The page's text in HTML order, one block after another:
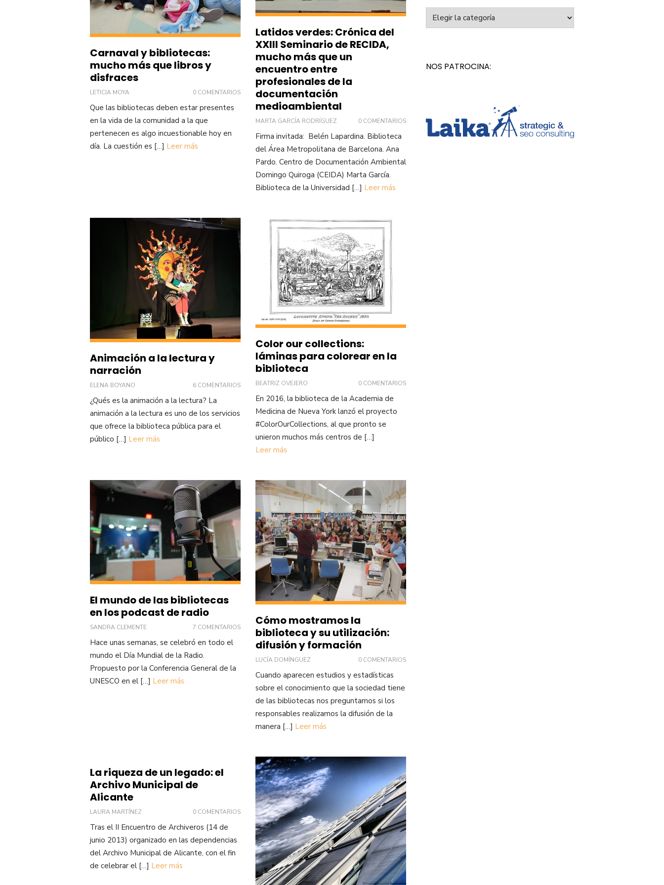
Carnaval y bibliotecas:
mucho más que libros y
disfraces
LETICIA MOYA 0 COMENTARIOS
Que las bibliotecas deben estar presentes
en la vida de la comunidad a la que
pertenecen es algo incuestionable hoy en
día. La cuestión es […] Leer más
Latidos verdes: Crónica del
XXIII Seminario de RECIDA,
mucho más que un
encuentro entre
profesionales de la
documentación
medioambiental
MARTA GARCÍA RODRÍGUEZ 0 COMENTARIOS
Firma invitada: Belén Lapardina. Biblioteca
del Área Metropolitana de Barcelona. Ana
Pardo. Centro de Documentación Ambiental
Domingo Quiroga (CEIDA) Marta García.
Biblioteca de la Universidad […] Leer más
Animación a la lectura y
narración
ELENA BOYANO 6 COMENTARIOS
¿Qués es la animación a la lectura? La
animación a la lectura es uno de los servicios
que ofrece la biblioteca pública para el
público […] Leer más
Color our collections:
láminas para colorear en la
biblioteca
BEATRIZ OVEJERO 0 COMENTARIOS
En 2016, la biblioteca de la Academia de
Medicina de Nueva York lanzó el proyecto
#ColorOurCollections, al que pronto se
unieron muchos más centros de […]
Leer más
El mundo de las bibliotecas
en los podcast de radio
SANDRA CLEMENTE 7 COMENTARIOS
Hace unas semanas, se celebró en todo el
mundo el Día Mundial de la Radio.
Propuesto por la Conferencia General de la
UNESCO en el […] Leer más
Cómo mostramos la
biblioteca y su utilización:
difusión y formación
LUCÍA DOMÍNGUEZ 0 COMENTARIOS
Cuando aparecen estudios y estadísticas
sobre el conocimiento que la sociedad tiene
de las bibliotecas nos preguntamos si los
responsables realizamos la difusión de la
manera […] Leer más
La riqueza de un legado: el
Archivo Municipal de
Alicante
LAURA MARTÍNEZ 0 COMENTARIOS
Tras el II Encuentro de Archiveros (14 de
junio 2013) organizado en las dependencias
del Archivo Municipal de Alicante, con el fin
de celebrar el […] Leer más
NOS PATROCINA: